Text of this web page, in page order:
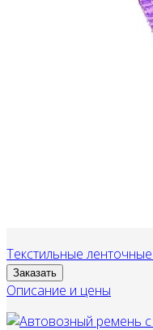
Текстильные
Заказать
Описание и цены